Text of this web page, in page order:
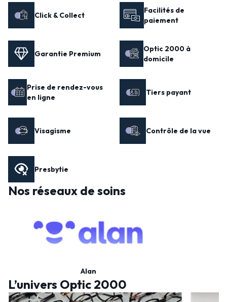
Click & Collect
Facilités de
paiement
Garantie Premium
Optic 2000 à
domicile
Prise de rendez-vous
en ligne
Tiers payant
Visagisme Contrôle de la vue
Presbytie
Nos réseaux de soins
Alan
L’univers Optic 2000